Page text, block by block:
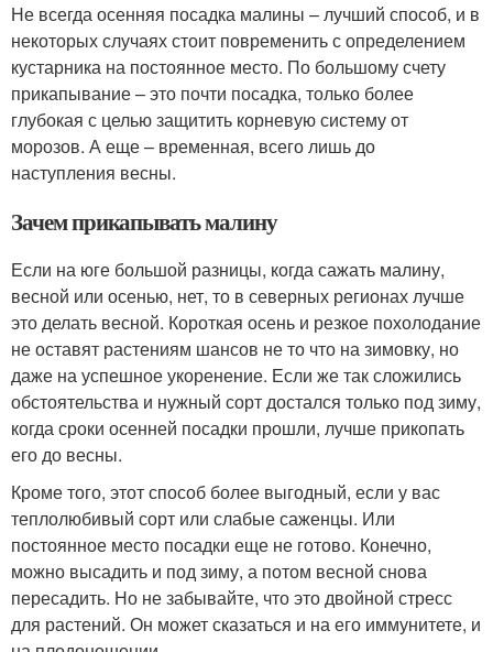
Не всегда осенняя посадка малины – лучший способ, и в
некоторых случаях стоит повременить с определением
кустарника на постоянное место. По большому счету
прикапывание – это почти посадка, только более
глубокая с целью защитить корневую систему от
морозов. А еще – временная, всего лишь до
наступления весны.
Зачем прикапывать малину
Если на юге большой разницы, когда сажать малину,
весной или осенью, нет, то в северных регионах лучше
это делать весной. Короткая осень и резкое похолодание
не оставят растениям шансов не то что на зимовку, но
даже на успешное укоренение. Если же так сложились
обстоятельства и нужный сорт достался только под зиму,
когда сроки осенней посадки прошли, лучше прикопать
его до весны.
Кроме того, этот способ более выгодный, если у вас
теплолюбивый сорт или слабые саженцы. Или
постоянное место посадки еще не готово. Конечно,
можно высадить и под зиму, а потом весной снова
пересадить. Но не забывайте, что это двойной стресс
для растений. Он может сказаться и на его иммунитете, и